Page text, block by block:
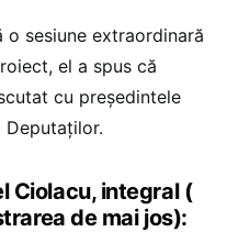
sesiune extraordinară
el a spus că
cu președintele
Deputaților.
Ciolacu, integral (
de mai jos):